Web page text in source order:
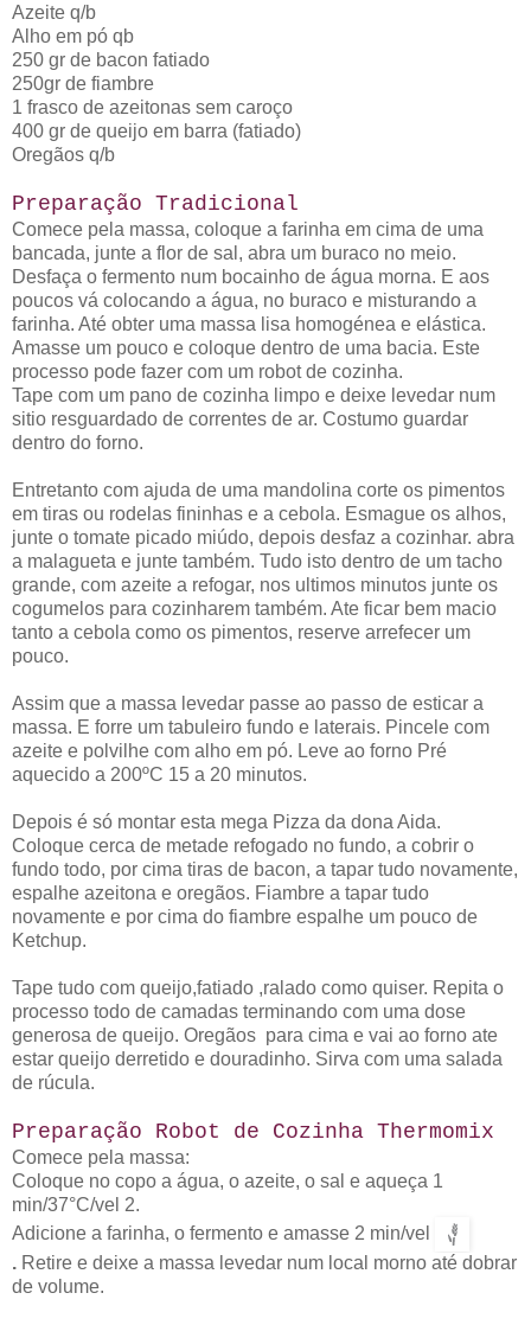
Azeite q/b
Alho em pó qb
250 gr de bacon fatiado
250gr de fiambre
1 frasco de azeitonas sem caroço
400 gr de queijo em barra (fatiado)
Oregãos q/b
Preparação Tradicional
Comece pela massa, coloque a farinha em cima de uma
bancada, junte a flor de sal, abra um buraco no meio.
Desfaça o fermento num bocainho de água morna. E aos
poucos vá colocando a água, no buraco e misturando a
farinha. Até obter uma massa lisa homogénea e elástica.
Amasse um pouco e coloque dentro de uma bacia. Este
processo pode fazer com um robot de cozinha.
Tape com um pano de cozinha limpo e deixe levedar num
sitio resguardado de correntes de ar. Costumo guardar
dentro do forno.
Entretanto com ajuda de uma mandolina corte os pimentos
em tiras ou rodelas fininhas e a cebola. Esmague os alhos,
junte o tomate picado miúdo, depois desfaz a cozinhar. abra
a malagueta e junte também. Tudo isto dentro de um tacho
grande, com azeite a refogar, nos ultimos minutos junte os
cogumelos para cozinharem também. Ate ficar bem macio
tanto a cebola como os pimentos, reserve arrefecer um
pouco.
Assim que a massa levedar passe ao passo de esticar a
massa. E forre um tabuleiro fundo e laterais. Pincele com
azeite e polvilhe com alho em pó. Leve ao forno Pré
aquecido a 200ºC 15 a 20 minutos.
Depois é só montar esta mega Pizza da dona Aida.
Coloque cerca de metade refogado no fundo, a cobrir o
fundo todo, por cima tiras de bacon, a tapar tudo novamente,
espalhe azeitona e oregãos. Fiambre a tapar tudo
novamente e por cima do fiambre espalhe um pouco de
Ketchup.
Tape tudo com queijo,fatiado ,ralado como quiser. Repita o
processo todo de camadas terminando com uma dose
generosa de queijo. Oregãos para cima e vai ao forno ate
estar queijo derretido e douradinho. Sirva com uma salada
de rúcula.
Preparação Robot de Cozinha Thermomix
Comece pela massa:
Coloque no copo a água, o azeite, o sal e aqueça 1
min/37°C/vel 2.
Adicione a farinha, o fermento e amasse 2 min/vel
. Retire e deixe a massa levedar num local morno até dobrar
de volume.